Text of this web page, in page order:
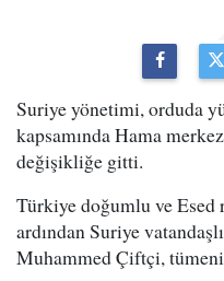
Suriye yönetimi, orduda
kapsamında Hama
değişikliğe gitti.
Türkiye doğumlu ve
ardından Suriye
Muhammed Çiftçi,